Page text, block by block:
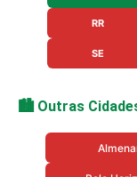
RR
SE
🏙️ Outras